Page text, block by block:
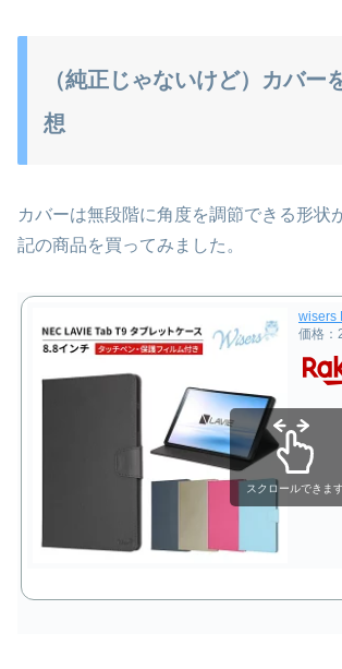
（純正じゃないけど）カバー
想
カバーは無段階に角度を調節できる形状
記の商品を買ってみました。
wisers
価格：
スクロールできま